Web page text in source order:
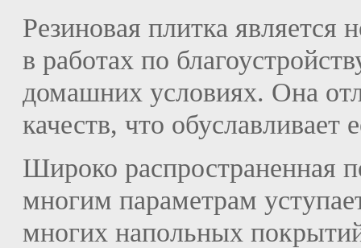
Резиновая плитка
в работах по
домашних условиях. Она
качеств, что
Широко распространенная
многим параметрам
многих напольных